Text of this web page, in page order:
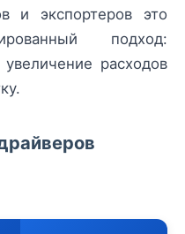
и экспортеров это
подход:
расходов